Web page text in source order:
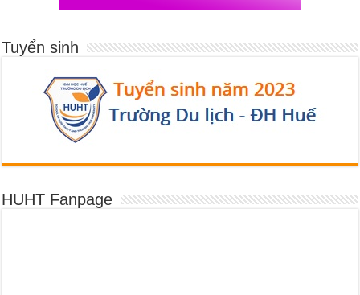
Tuyển sinh
HUHT Fanpage